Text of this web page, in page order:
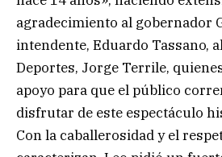
agradecimiento al gobernador
intendente, Eduardo Tassano,
Deportes, Jorge Terrile,
apoyo para que el público
disfrutar de este espectáculo
Con la caballerosidad y el